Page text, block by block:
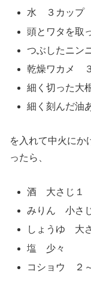
水 ３カップ
頭とワタを取
つぶしたニン
乾燥ワカメ
細く切った大
細く刻んだ油
を入れて中火にか
ったら、
酒 大さじ１
みりん 小さ
しょうゆ 大
塩 少々
コショウ ２